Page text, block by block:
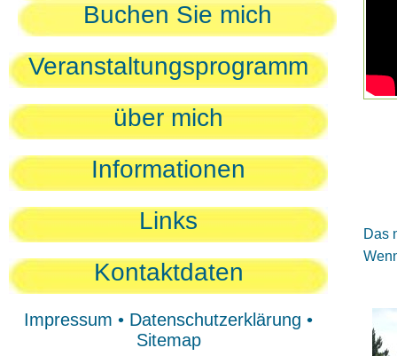
Buchen Sie mich
Veranstaltungsprogramm
über mich
Informationen
Links
Kontaktdaten
Impressum • Datenschutzerklärung •
Sitemap
Das